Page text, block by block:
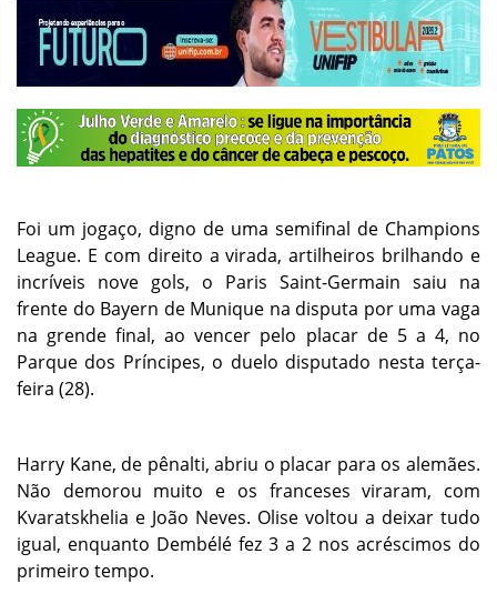
Foi um jogaço, digno de uma semifinal de Champions
League. E com direito a virada, artilheiros brilhando e
incríveis nove gols, o Paris Saint-Germain saiu na
frente do Bayern de Munique na disputa por uma vaga
na grende final, ao vencer pelo placar de 5 a 4, no
Parque dos Príncipes, o duelo disputado nesta terça-
feira (28).
Harry Kane, de pênalti, abriu o placar para os alemães.
Não demorou muito e os franceses viraram, com
Kvaratskhelia e João Neves. Olise voltou a deixar tudo
igual, enquanto Dembélé fez 3 a 2 nos acréscimos do
primeiro tempo.